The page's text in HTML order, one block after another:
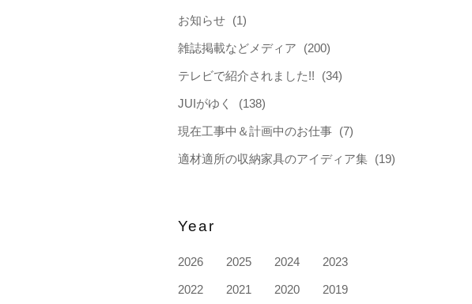
お知らせ (1)
雑誌掲載などメディア (200)
テレビで紹介されました!! (34)
JUIがゆく (138)
現在工事中＆計画中のお仕事 (7)
適材適所の収納家具のアイディア集 (19)
Year
2026 2025 2024 2023
2022 2021 2020 2019